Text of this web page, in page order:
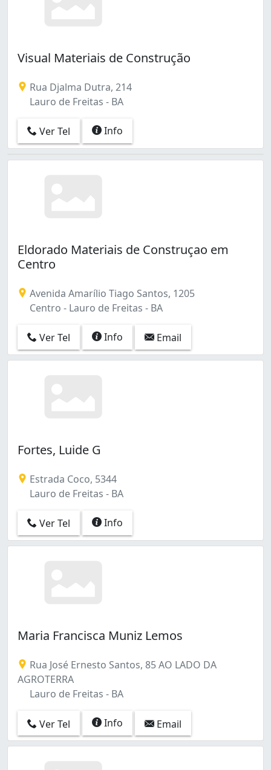
Visual Materiais de Construção
Rua Djalma Dutra, 214
Lauro de Freitas - BA
Ver Tel Info
Eldorado Materiais de Construçao em
Centro
Avenida Amarílio Tiago Santos, 1205
Centro - Lauro de Freitas - BA
Ver Tel Info Email
Fortes, Luide G
Estrada Coco, 5344
Lauro de Freitas - BA
Ver Tel Info
Maria Francisca Muniz Lemos
Rua José Ernesto Santos, 85 AO LADO DA
AGROTERRA
Lauro de Freitas - BA
Ver Tel Info Email